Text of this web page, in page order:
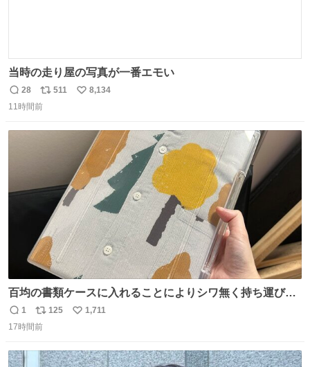
当時の走り屋の写真が一番エモい
返
信
28
リ
ポ
511
い
8,134
11時間前
百均の書類ケースに入れることによりシワ無く持ち運びに
成功 いつも劇場のアイロンをお借りしていた ㅤ だいぶ前に
楽屋で誰かが入れているのを見て「真似しよう」と思った
返
信
1
リ
ポ
ト
125
い
数
1,711
17時間前